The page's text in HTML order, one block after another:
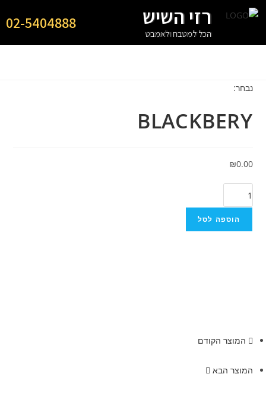
רזי השיש
הכל למטבח ולאמבט
02-5404888
נבחר:
BLACKBERY
₪0.00
הוספה לסל
המוצר הקודם
המוצר הבא